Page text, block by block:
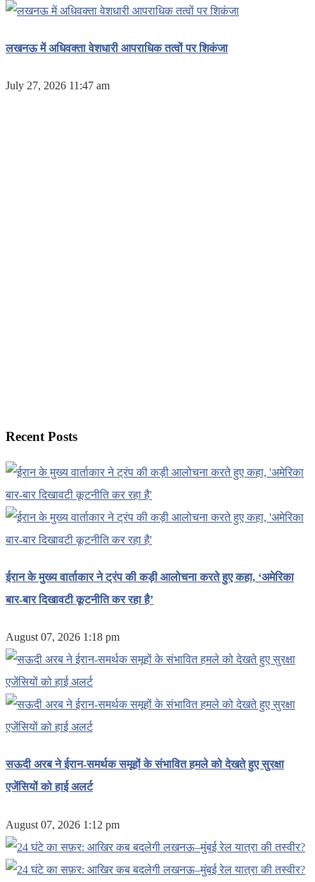
लखनऊ में अधिवक्ता वेशधारी आपराधिक तत्वों पर शिकंजा
July 27, 2026 11:47 am
Recent Posts
ईरान के मुख्य वार्ताकार ने ट्रंप की कड़ी आलोचना करते हुए कहा, ‘अमेरिका
बार-बार दिखावटी कूटनीति कर रहा है’
August 07, 2026 1:18 pm
सऊदी अरब ने ईरान-समर्थक समूहों के संभावित हमले को देखते हुए सुरक्षा
एजेंसियों को हाई अलर्ट
August 07, 2026 1:12 pm